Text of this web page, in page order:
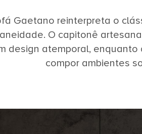
Gaetano reinterpreta o
O capitonê
design atemporal,
compor ambientes